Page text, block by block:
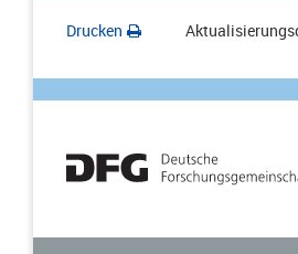
Drucken